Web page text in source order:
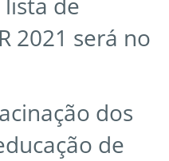
2021 será no
dos
de